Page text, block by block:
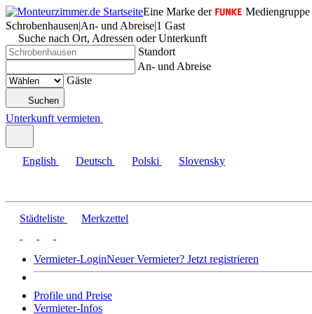
Eine Marke der
Mediengruppe
Schrobenhausen|An- und Abreise|1 Gast
Suche nach Ort, Adressen oder Unterkunft
Standort
An- und Abreise
Gäste
Suchen
Unterkunft vermieten
English Deutsch Polski Slovensky
Städteliste Merkzettel
Vermieter-LoginNeuer Vermieter? Jetzt registrieren
Profile und Preise
Vermieter-Infos